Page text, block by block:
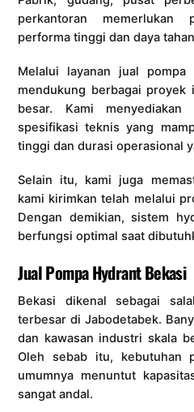
perkantoran memerlukan
performa tinggi dan daya
Melalui layanan jual pompa
mendukung berbagai proyek
besar. Kami
spesifikasi teknis yang
tinggi dan durasi operasional
Selain itu, kami juga
kami kirimkan telah melalui
Dengan demikian, sistem
berfungsi optimal saat
Jual Pompa Hydrant Bekasi
Bekasi dikenal sebagai
terbesar di Jabodetabek.
dan kawasan industri skala
Oleh sebab itu, kebutuhan
umumnya menuntut
sangat andal.